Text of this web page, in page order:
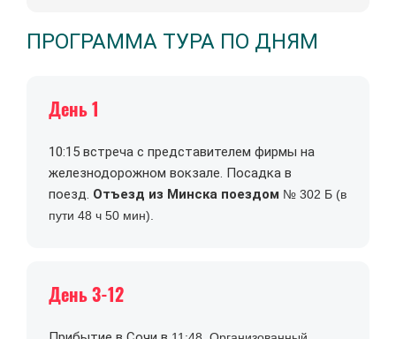
ПРОГРАММА ТУРА ПО ДНЯМ
День 1
10:15 встреча с представителем фирмы на
железнодорожном вокзале. Посадка в
поезд. Отъезд из Минска поездом № 302 Б (в
пути 48 ч 50 мин).
День 3-12